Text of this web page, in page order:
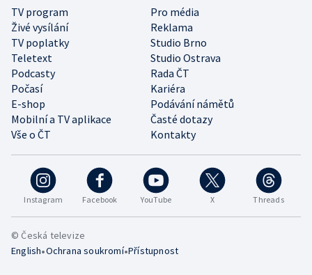
Instagram Facebook YouTube X Threads
TV program
Pro média
Živé vysílání
Reklama
TV poplatky
Studio Brno
Teletext
Studio Ostrava
Podcasty
Rada ČT
Počasí
Kariéra
E-shop
Podávání námětů
Mobilní a TV aplikace
Časté dotazy
Vše o ČT
Kontakty
© Česká televize
English•Ochrana soukromí•Přístupnost